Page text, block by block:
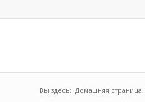
Вы здесь: Домашняя страница